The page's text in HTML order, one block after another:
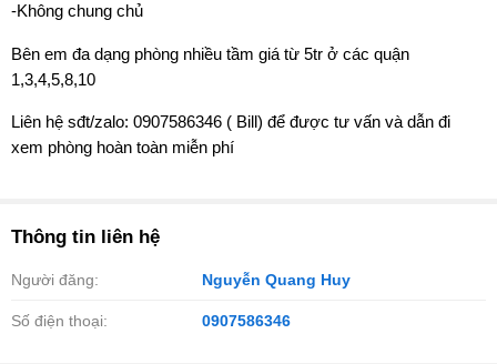
-Không chung chủ
Bên em đa dạng phòng nhiều tầm giá từ 5tr ở các quận
1,3,4,5,8,10
Liên hệ sđt/zalo: 0907586346 ( Bill) để được tư vấn và dẫn đi
xem phòng hoàn toàn miễn phí
Thông tin liên hệ
Người đăng: Nguyễn Quang Huy
Số điện thoại: 0907586346